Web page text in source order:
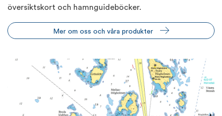
översiktskort och hamnguideböcker.
Mer om oss och våra produkter